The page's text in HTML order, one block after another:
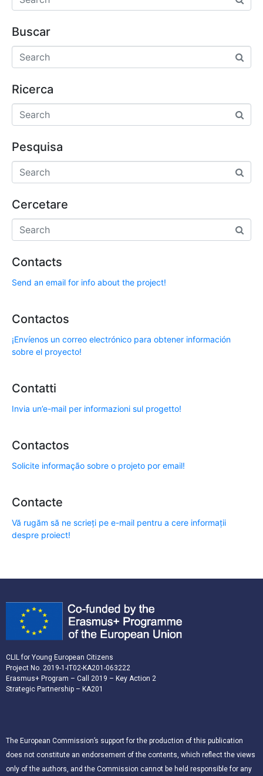
Buscar
Ricerca
Pesquisa
Cercetare
Contacts
Send an email for info about the project!
Contactos
¡Envíenos un correo electrónico para obtener información
sobre el proyecto!
Contatti
Invia un’e-mail per informazioni sul progetto!
Contactos
Solicite informação sobre o projeto por email!
Contacte
Vă rugăm să ne scrieți pe e-mail pentru a cere informații
despre proiect!
CLIL for Young European Citizens
Project No. 2019-1-IT02-KA201-063222
Erasmus+ Program – Call 2019 – Key Action 2
Strategic Partnership – KA201
The European Commission’s support for the production of this publication
does not constitute an endorsement of the contents, which reflect the views
only of the authors, and the Commission cannot be held responsible for any